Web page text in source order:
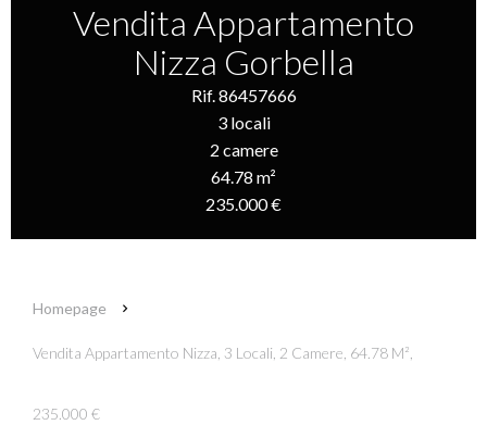
Vendita Appartamento
Nizza Gorbella
Rif. 86457666
3 locali
2 camere
64.78 m²
235.000 €
Homepage
Vendita Appartamento Nizza, 3 Locali, 2 Camere, 64.78 M²,
235.000 €